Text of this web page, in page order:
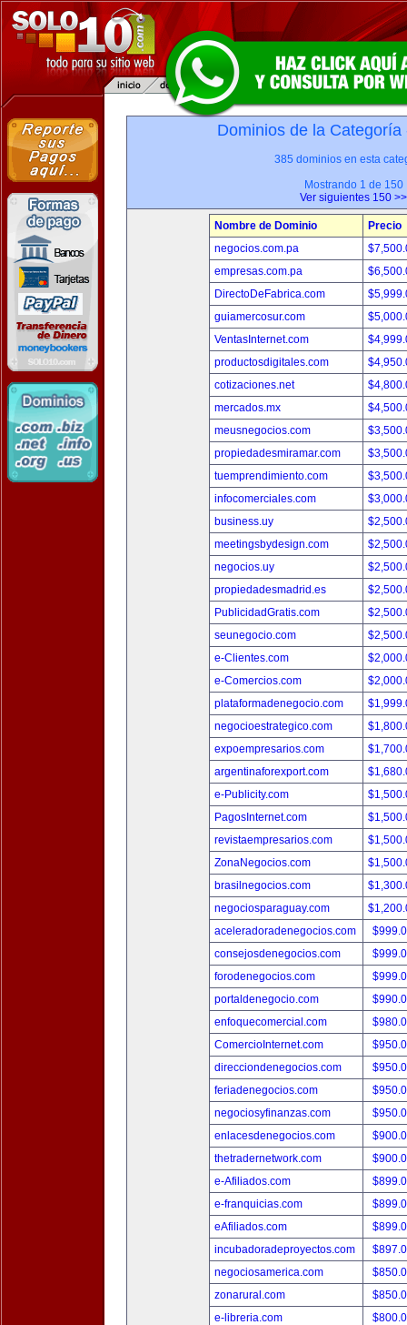
Dominios de la
385 dominios en esta
Mostrando 1 de 150
Ver siguientes 150 >>
Nombre de Dominio
Precio
negocios.com.pa
empresas.com.pa
DirectoDeFabrica.com
guiamercosur.com
VentasInternet.com
productosdigitales.com
cotizaciones.net
mercados.mx
meusnegocios.com
propiedadesmiramar.com
tuemprendimiento.com
infocomerciales.com
business.uy
meetingsbydesign.com
negocios.uy
propiedadesmadrid.es
PublicidadGratis.com
seunegocio.com
e-Clientes.com
e-Comercios.com
plataformadenegocio.com
negocioestrategico.com
expoempresarios.com
argentinaforexport.com
e-Publicity.com
PagosInternet.com
revistaempresarios.com
ZonaNegocios.com
brasilnegocios.com
negociosparaguay.com
aceleradoradenegocios.com
consejosdenegocios.com
forodenegocios.com
portaldenegocio.com
enfoquecomercial.com
ComercioInternet.com
direcciondenegocios.com
feriadenegocios.com
negociosyfinanzas.com
enlacesdenegocios.com
thetradernetwork.com
e-Afiliados.com
e-franquicias.com
eAfiliados.com
incubadoradeproyectos.com
negociosamerica.com
zonarural.com
e-libreria.com